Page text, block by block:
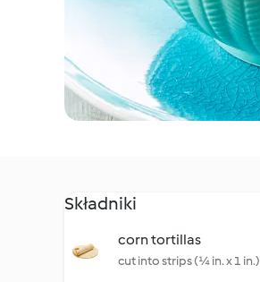
Składniki
corn tortillas
cut into strips (¼ in. x 1 in.)